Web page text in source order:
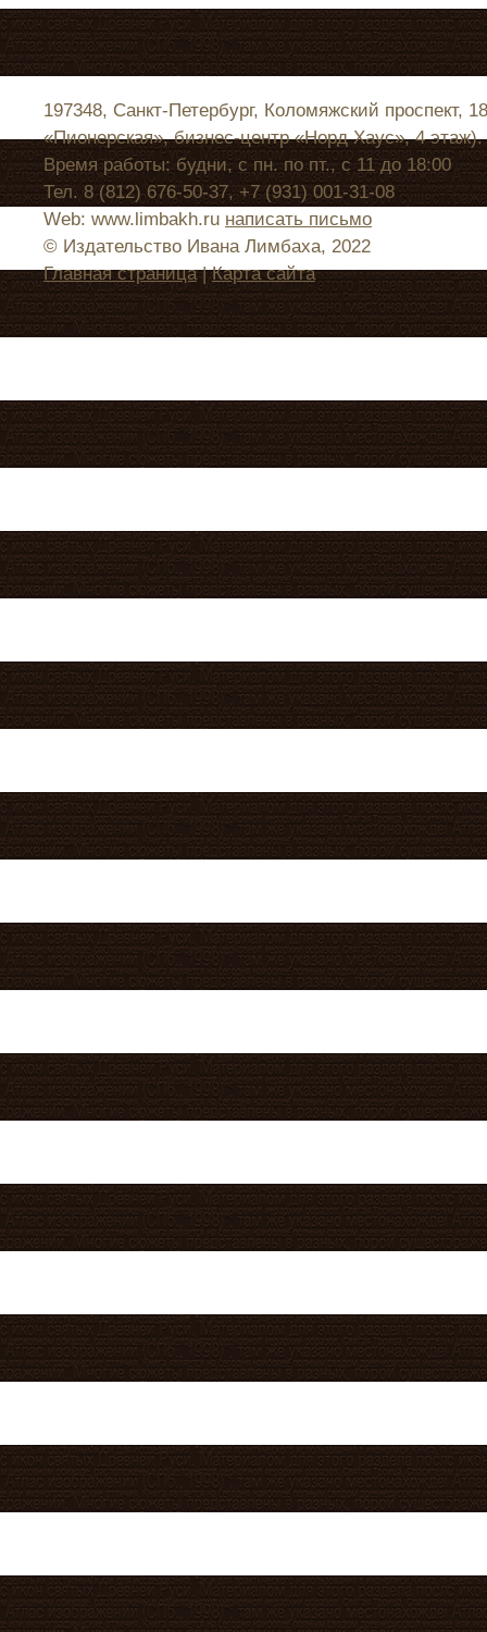
197348, Санкт-Петербург, Коломяжский
«Пионерская», бизнес-центр «Норд Хаус», 4 этаж).
Время работы: будни, с пн. по пт., с 11 до 18:00
Тел. 8 (812) 676-50-37, +7 (931) 001-31-08
Web: www.limbakh.ru написать письмо
© Издательство Ивана Лимбаха, 2022
Главная страница|Карта сайта